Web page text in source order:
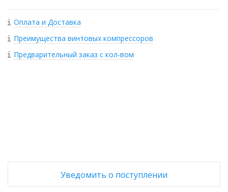
Оплата и Доставка
Преимущества винтовых компрессоров
Предварительный заказ с кол-вом
Уведомить о поступлении